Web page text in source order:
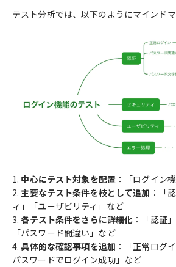
テスト分析では、以下のようにマインド
中心にテスト対象を配置 ：「ログイン機
主要なテスト条件を枝として追加 ：「
ィ」「ユーザビリティ」など
各テスト条件をさらに詳細化 ：「認証
「パスワード間違い」など
具体的な確認事項を追加 ：「正常ログ
パスワードでログイン成功」など